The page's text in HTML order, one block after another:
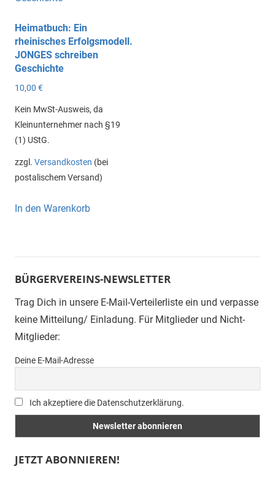
Heimatbuch: Ein
rheinisches Erfolgsmodell.
JONGES schreiben
Geschichte
10,00 €
Kein MwSt-Ausweis, da
Kleinunternehmer nach §19
(1) UStG.
zzgl. Versandkosten (bei
postalischem Versand)
In den Warenkorb
BÜRGERVEREINS-NEWSLETTER
Trag Dich in unsere E-Mail-Verteilerliste ein und verpasse
keine Mitteilung/ Einladung. Für Mitglieder und Nicht-
Mitglieder:
Deine E-Mail-Adresse
Ich akzeptiere die Datenschutzerklärung.
JETZT ABONNIEREN!